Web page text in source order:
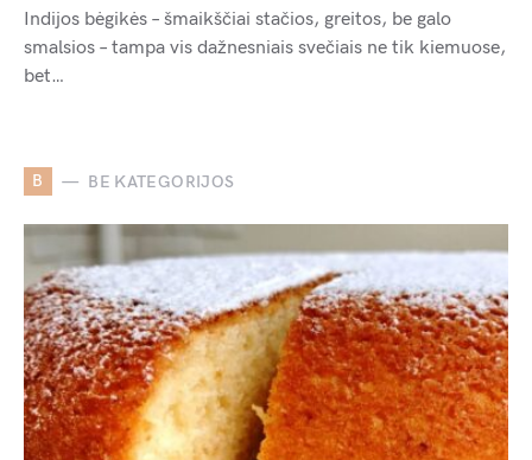
Indijos bėgikės – šmaikščiai stačios, greitos, be galo
smalsios – tampa vis dažnesniais svečiais ne tik kiemuose,
bet…
B BE KATEGORIJOS